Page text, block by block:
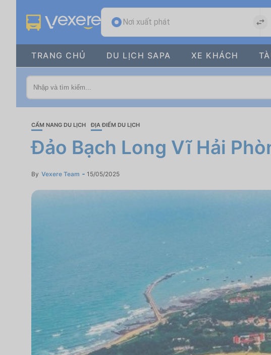
Nơi xuất phát
TRANG CHỦ DU LỊCH SAPA XE KHÁCH
CẨM NANG DU LỊCH ĐỊA ĐIỂM DU LỊCH
Đảo Bạch Long Vĩ Hải
By Vexere Team 15/05/2025